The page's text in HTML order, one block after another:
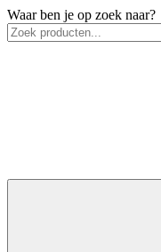
Waar ben je op zoek naar?